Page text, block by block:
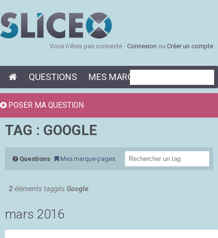
Vous n'êtes pas connecté - Connexion ou Créer un compte
QUESTIONS MES MARQUE-PAGES
TAG : GOOGLE
Questions · Mes marque-pages
2 éléments taggés Google
mars 2016
POSER MA QUESTION